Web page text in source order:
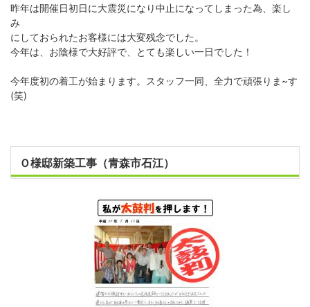
昨年は開催日初日に大震災になり中止になってしまった為、楽し
み
にしておられたお客様には大変残念でした。
今年は、お陰様で大好評で、とても楽しい一日でした！
今年度初の着工が始まります。スタッフ一同、全力で頑張りま~す
(笑)
Ｏ様邸新築工事（青森市石江）